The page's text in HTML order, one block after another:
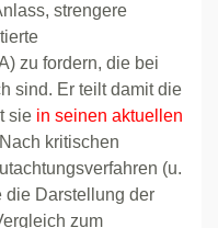
strengere
zu fordern, die bei
sind. Er teilt damit die
sie in seinen aktuellen
kritischen
(u.
die Darstellung der
zum